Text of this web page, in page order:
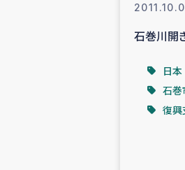
石巻川開
日本
石巻
復興